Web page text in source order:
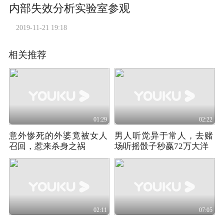
内部失效分析实验室参观
2019-11-21 19:18
相关推荐
01:29
意外惨死的外婆竟被女人
召回，惹来杀身之祸
02:22
男人听觉异于常人，去赌
场听摇骰子秒赢72万大洋
02:11 07:05